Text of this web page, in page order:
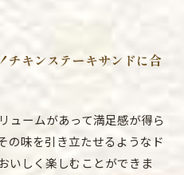
チキンステーキサンドに合
ュームがあって満足感が得ら
の味を引き立たせるようなド
いしく楽しむことができま